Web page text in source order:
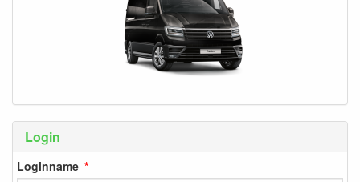
Login
Loginname